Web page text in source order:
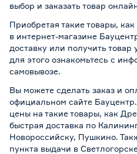
выбор и заказать товар
Приобретая такие товары,
в интернет-магазине
доставку или получить
для этого ознакомьтесь с
самовывозе.
Вы можете сделать заказ и
официальном сайте
цены на такие товары, как
быстрая доставка по
Новороссийску, Пушкино.
пункта выдачи в